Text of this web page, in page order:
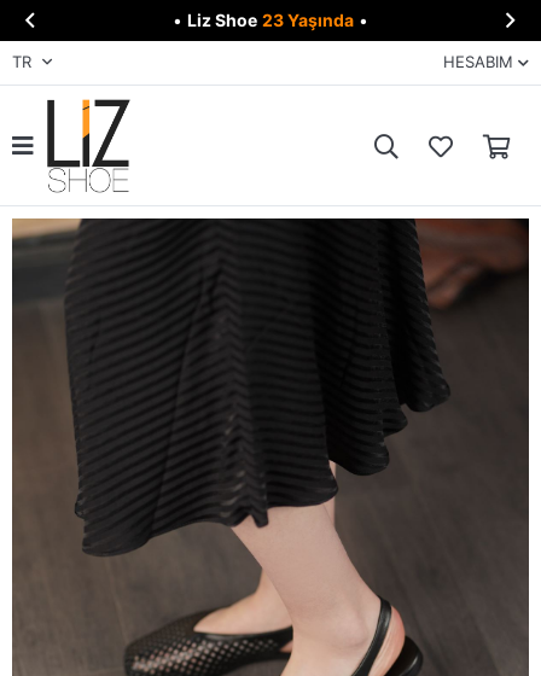
 • Liz Shoe 23 Yaşında • 
TR HESABIM